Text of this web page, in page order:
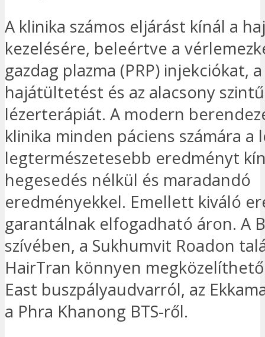
A klinika számos eljárást kínál a
kezelésére, beleértve a
gazdag plazma (PRP) injekciókat, a
hajátültetést és az alacsony szintű
lézerterápiát. A modern
klinika minden páciens számára a
legtermészetesebb eredményt
hegesedés nélkül és maradandó
eredményekkel. Emellett kiváló
garantálnak elfogadható áron. A
szívében, a Sukhumvit Roadon
HairTran könnyen megközelíthető
East buszpályaudvarról, az
a Phra Khanong BTS-ről.